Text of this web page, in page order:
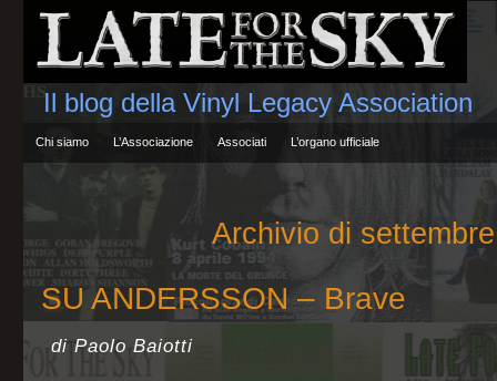
Il blog della Vinyl Legacy Association
Chi siamo L’Associazione Associati L’organo ufficiale
Archivio di
SU ANDERSSON – Brave
di Paolo Baiotti